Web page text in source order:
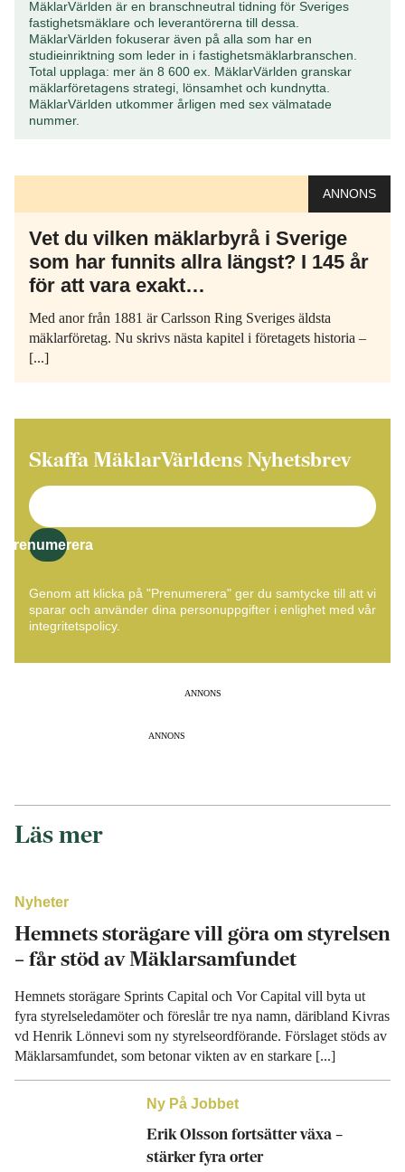
MäklarVärlden är en branschneutral tidning för Sveriges
fastighetsmäklare och leverantörerna till dessa.
MäklarVärlden fokuserar även på alla som har en
studieinriktning som leder in i fastighetsmäklarbranschen.
Total upplaga: mer än 8 600 ex. MäklarVärlden granskar
mäklarföretagens strategi, lönsamhet och kundnytta.
MäklarVärlden utkommer årligen med sex välmatade
nummer.
ANNONS
Vet du vilken mäklarbyrå i Sverige
som har funnits allra längst? I 145 år
för att vara exakt…
Med anor från 1881 är Carlsson Ring Sveriges äldsta
mäklarföretag. Nu skrivs nästa kapitel i företagets historia –
[...]
Skaffa MäklarVärldens Nyhetsbrev
Prenumerera
Genom att klicka på "Prenumerera" ger du samtycke till att vi
sparar och använder dina personuppgifter i enlighet med vår
integritetspolicy.
ANNONS
ANNONS
Läs mer
Nyheter
Hemnets storägare vill göra om styrelsen
– får stöd av Mäklarsamfundet
Hemnets storägare Sprints Capital och Vor Capital vill byta ut
fyra styrelseledamöter och föreslår tre nya namn, däribland Kivras
vd Henrik Lönnevi som ny styrelseordförande. Förslaget stöds av
Mäklarsamfundet, som betonar vikten av en starkare [...]
Ny På Jobbet
Erik Olsson fortsätter växa –
stärker fyra orter